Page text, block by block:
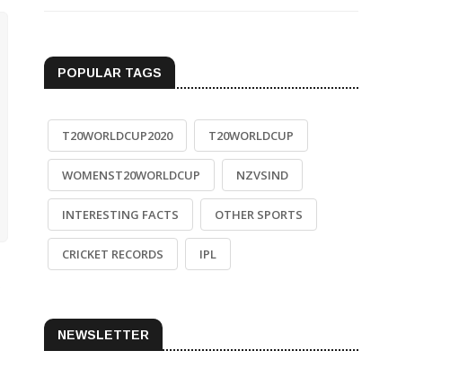
POPULAR TAGS
T20WORLDCUP2020 T20WORLDCUP
WOMENST20WORLDCUP NZVSIND
INTERESTING FACTS OTHER SPORTS
CRICKET RECORDS IPL
NEWSLETTER